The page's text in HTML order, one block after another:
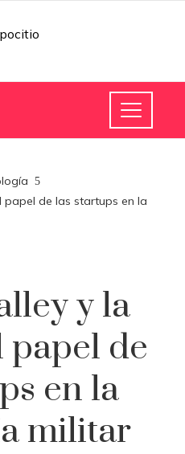
papel de las startups en la
y la
papel de
en la
militar